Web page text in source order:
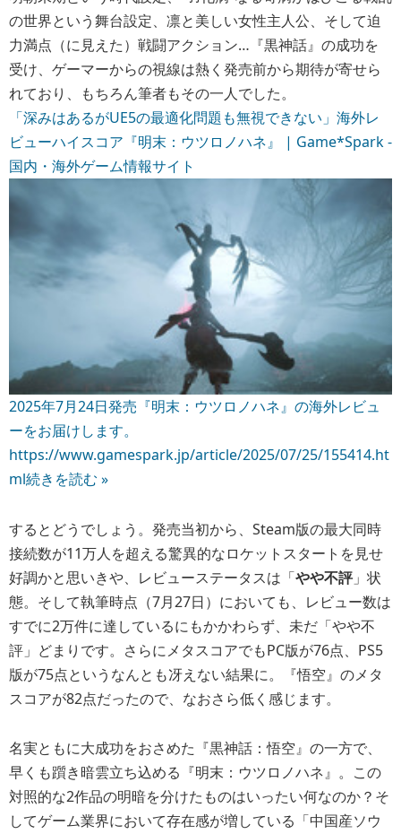
の世界という舞台設定、凛と美しい女性主人公、そして迫
力満点（に見えた）戦闘アクション…『黒神話』の成功を
受け、ゲーマーからの視線は熱く発売前から期待が寄せら
れており、もちろん筆者もその一人でした。
「深みはあるがUE5の最適化問題も無視できない」海外レ
ビューハイスコア『明末：ウツロノハネ』 | Game*Spark -
国内・海外ゲーム情報サイト
2025年7月24日発売『明末：ウツロノハネ』の海外レビュ
ーをお届けします。
https://www.gamespark.jp/article/2025/07/25/155414.ht
ml続きを読む »
するとどうでしょう。発売当初から、Steam版の最大同時
接続数が11万人を超える驚異的なロケットスタートを見せ
好調かと思いきや、レビューステータスは「やや不評 」状
態。そして執筆時点（7月27日）においても、レビュー数は
すでに2万件に達しているにもかかわらず、未だ「やや不
評」どまりです。さらにメタスコアでもPC版が76点、PS5
版が75点というなんとも冴えない結果に。『悟空』のメタ
スコアが82点だったので、なおさら低く感じます。
名実ともに大成功をおさめた『黒神話：悟空』の一方で、
早くも躓き暗雲立ち込める『明末：ウツロノハネ』。この
対照的な2作品の明暗を分けたものはいったい何なのか？そ
してゲーム業界において存在感が増している「中国産ソウ